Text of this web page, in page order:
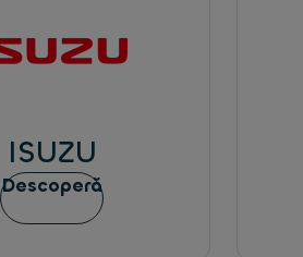
ISUZU
Descoperă